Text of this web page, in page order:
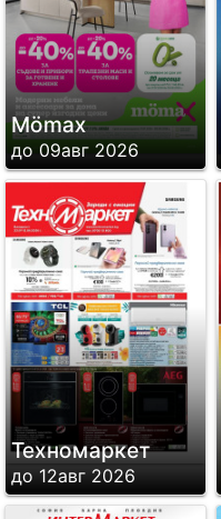
Mömax
до 09авг 2026
Техномаркет
до 12авг 2026